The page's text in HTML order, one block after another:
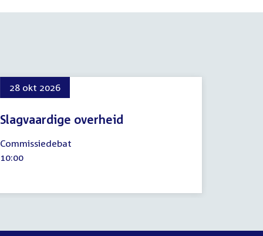
28 okt 2026
Slagvaardige overheid
oktober
2026
Commissiedebat
Tijd
10:00